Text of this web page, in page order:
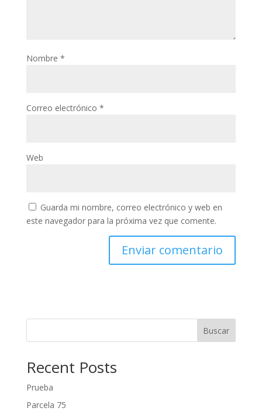
Nombre *
Correo electrónico *
Web
Guarda mi nombre, correo electrónico y web en
este navegador para la próxima vez que comente.
Buscar
Recent Posts
Prueba
Parcela 75